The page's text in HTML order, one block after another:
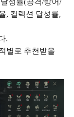
성률(공격/방어/
, 컬렉션 달성률,
.
별로 추천받을